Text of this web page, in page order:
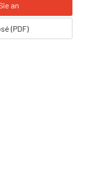
an
(PDF)